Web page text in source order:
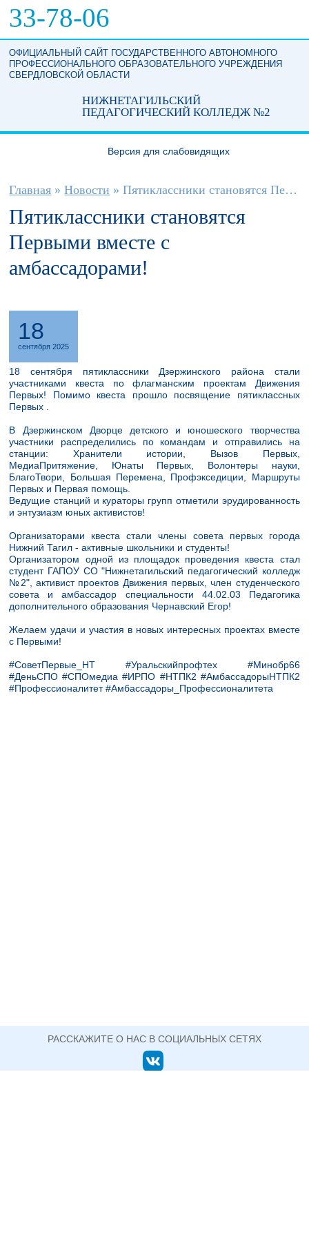
33-78-06
ОФИЦИАЛЬНЫЙ САЙТ ГОСУДАРСТВЕННОГО АВТОНОМНОГО
ПРОФЕССИОНАЛЬНОГО ОБРАЗОВАТЕЛЬНОГО УЧРЕЖДЕНИЯ
СВЕРДЛОВСКОЙ ОБЛАСТИ
НИЖНЕТАГИЛЬСКИЙ
ПЕДАГОГИЧЕСКИЙ КОЛЛЕДЖ №2
Версия для слабовидящих
Вы здесь
Главная » Новости » Пятиклассники становятся Первыми вместе...
Пятиклассники становятся
Первыми вместе с
амбассадорами!
18
сентября 2025
18 сентября пятиклассники Дзержинского района стали
участниками квеста по флагманским проектам Движения
Первых! Помимо квеста прошло посвящение пятиклассных
Первых .
В Дзержинском Дворце детского и юношеского творчества
участники распределились по командам и отправились на
станции: Хранители истории, Вызов Первых,
МедиаПритяжение, Юнаты Первых, Волонтеры науки,
БлагоТвори, Большая Перемена, Профэкседиции, Маршруты
Первых и Первая помощь.
Ведущие станций и кураторы групп отметили эрудированность
и энтузиазм юных активистов!
Организаторами квеста стали члены совета первых города
Нижний Тагил - активные школьники и студенты!
Организатором одной из площадок проведения квеста стал
студент ГАПОУ СО "Нижнетагильский педагогический колледж
№2", активист проектов Движения первых, член студенческого
совета и амбассадор специальности 44.02.03 Педагогика
дополнительного образования Чернавский Егор!
Желаем удачи и участия в новых интересных проектах вместе
с Первыми!
#СоветПервые_НТ #Уральскийпрофтех #Минобр66
#ДеньСПО #СПОмедиа #ИРПО #НТПК2 #АмбассадорыНТПК2
#Профессионалитет #Амбассадоры_Профессионалитета
РАССКАЖИТЕ О НАС В СОЦИАЛЬНЫХ СЕТЯХ